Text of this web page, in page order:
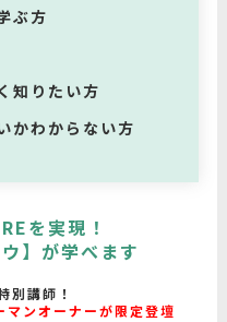
ぶ方
知りたい方
かわからない方
を実現！
】が学べます
別講師！
ンオーナーが限定登壇